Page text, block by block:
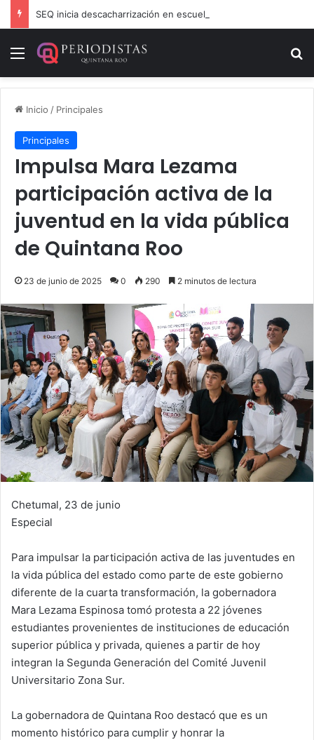
Menú
Inicio / Principales
Principales
Impulsa Mara Lezama
participación activa de la
juventud en la vida pública
de Quintana Roo
23 de junio de 2025 0 290 2 minutos de lectura
Chetumal, 23 de junio
Especial
Para impulsar la participación activa de las juventudes en
la vida pública del estado como parte de este gobierno
diferente de la cuarta transformación, la gobernadora
Mara Lezama Espinosa tomó protesta a 22 jóvenes
estudiantes provenientes de instituciones de educación
superior pública y privada, quienes a partir de hoy
integran la Segunda Generación del Comité Juvenil
Universitario Zona Sur.
La gobernadora de Quintana Roo destacó que es un
momento histórico para cumplir y honrar la